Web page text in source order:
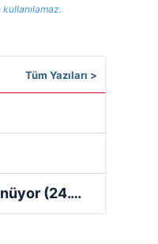
Tüm Yazıları >
(24.03.2019)